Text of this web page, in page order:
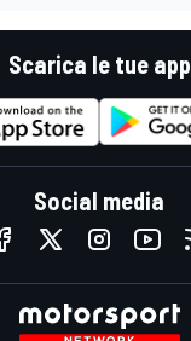
Scarica le tue app
Social media